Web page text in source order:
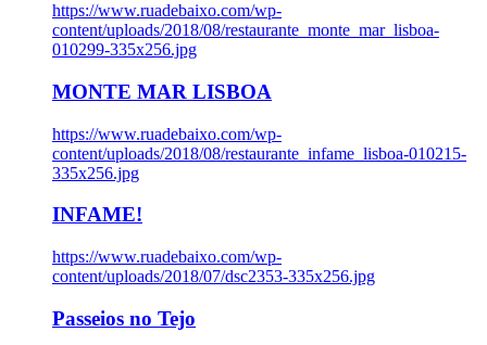
https://www.ruadebaixo.com/wp-
content/uploads/2018/08/restaurante_monte_mar_lisboa-
010299-335x256.jpg
MONTE MAR LISBOA
https://www.ruadebaixo.com/wp-
content/uploads/2018/08/restaurante_infame_lisboa-010215-
335x256.jpg
INFAME!
https://www.ruadebaixo.com/wp-
content/uploads/2018/07/dsc2353-335x256.jpg
Passeios no Tejo